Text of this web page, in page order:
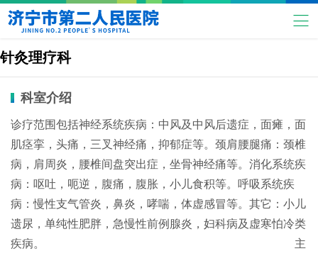
针灸理疗科
科室介绍
诊疗范围包括神经系统疾病：中风及中风后遗症，面瘫，面
肌痉挛，头痛，三叉神经痛，抑郁症等。颈肩腰腿痛：颈椎
病，肩周炎，腰椎间盘突出症，坐骨神经痛等。消化系统疾
病：呕吐，呃逆，腹痛，腹胀，小儿食积等。呼吸系统疾
病：慢性支气管炎，鼻炎，哮喘，体虚感冒等。其它：小儿
遗尿，单纯性肥胖，急慢性前例腺炎，妇科病及虚寒怕冷类
疾病。 主